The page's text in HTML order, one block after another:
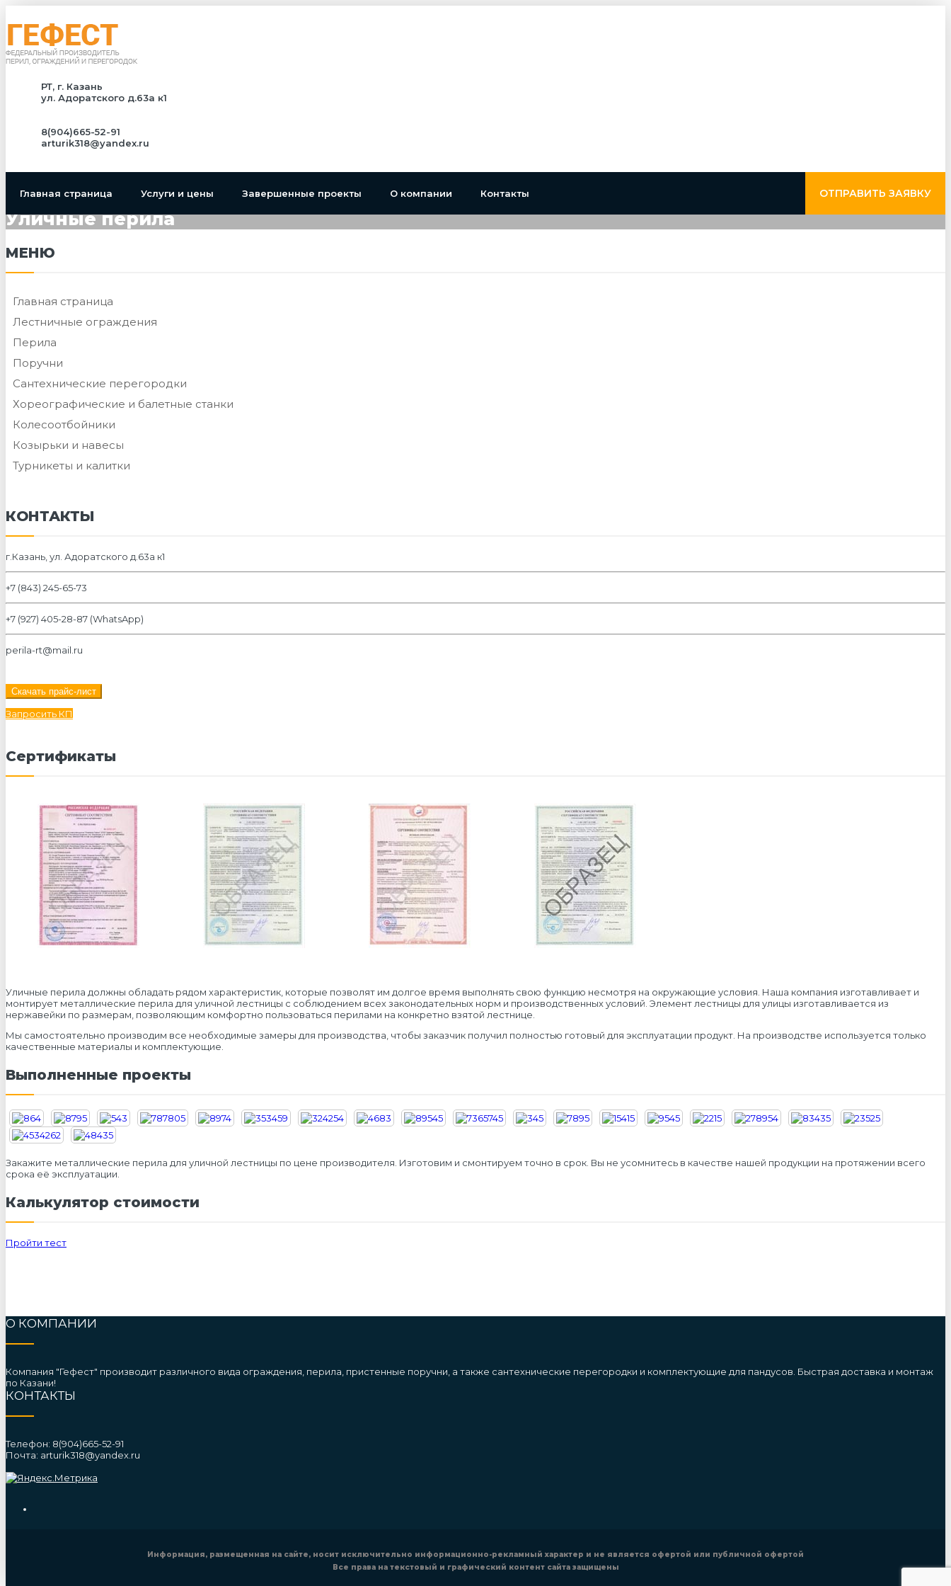
РТ, г. Казань
ул. Адоратского д.63а к1
8(904)665-52-91
arturik318@yandex.ru
Главная страница Услуги и цены Завершенные проекты О компании Контакты ОТПРАВИТЬ ЗАЯВКУ
Уличные перила
МЕНЮ
Главная страница
Лестничные ограждения
Перила
Поручни
Сантехнические перегородки
Хореографические и балетные станки
Колесоотбойники
Козырьки и навесы
Турникеты и калитки
КОНТАКТЫ
г.Казань, ул. Адоратского д.63а к1
+7 (843) 245-65-73
+7 (927) 405-28-87 (WhatsApp)
perila-rt@mail.ru
Скачать прайс-лист
Запросить КП
Сертификаты
Уличные перила должны обладать рядом характеристик, которые позволят им долгое время выполнять свою функцию несмотря на окружающие условия. Наша компания изготавливает и
монтирует металлические перила для уличной лестницы с соблюдением всех законодательных норм и производственных условий. Элемент лестницы для улицы изготавливается из
нержавейки по размерам, позволяющим комфортно пользоваться перилами на конкретно взятой лестнице.
Мы самостоятельно производим все необходимые замеры для производства, чтобы заказчик получил полностью готовый для эксплуатации продукт. На производстве используется только
качественные материалы и комплектующие.
Выполненные проекты
Закажите металлические перила для уличной лестницы по цене производителя. Изготовим и смонтируем точно в срок. Вы не усомнитесь в качестве нашей продукции на протяжении всего
срока её эксплуатации.
Калькулятор стоимости
Пройти тест
О КОМПАНИИ
Компания "Гефест" производит различного вида ограждения, перила, пристенные поручни, а также сантехнические перегородки и комплектующие для пандусов. Быстрая доставка и монтаж
по Казани!
КОНТАКТЫ
Телефон: 8(904)665-52-91
Почта: arturik318@yandex.ru
Информация, размещенная на сайте, носит исключительно информационно-рекламный характер и не является офертой или публичной офертой
Все права на текстовый и графический контент сайта защищены